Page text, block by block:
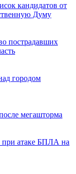
кандидатов от
Думу
пострадавших
городом
мегашторма
при атаке БПЛА на